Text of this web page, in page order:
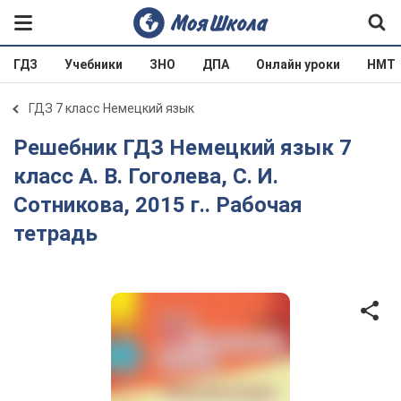
ГДЗ Учебники ЗНО ДПА Онлайн уроки НМТ
ГДЗ 7 класс Немецкий язык
Решебник ГДЗ Немецкий язык 7
класс А. В. Гоголева, С. И.
Сотникова, 2015 г.. Рабочая
тетрадь